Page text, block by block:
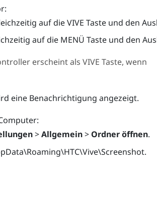
auf dieVIVE Taste und den
auf die MENÜ Taste und den
erscheint als VIVE Taste, wenn
eine Benachrichtigung angezeigt.
>Allgemein> Ordner öffnen.
.